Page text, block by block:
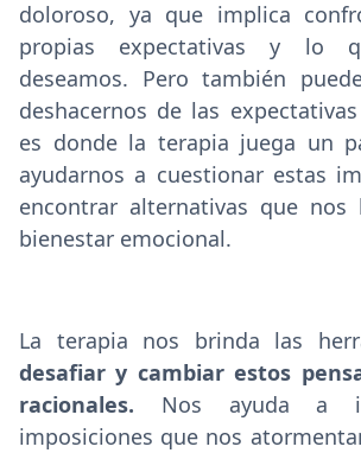
doloroso, ya que implica
propias expectativas y lo
deseamos. Pero también
deshacernos de las
es donde la terapia juega un
ayudarnos a cuestionar estas
encontrar alternativas que nos
bienestar emocional.
La terapia nos brinda las
desafiar y cambiar estos
racionales. Nos ayuda a
imposiciones que nos